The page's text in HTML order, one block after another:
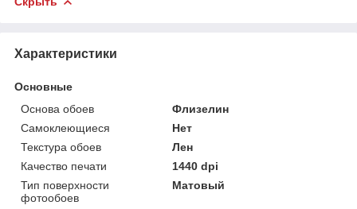
Характеристики
Основные
Основа обоев
Флизелин
Самоклеющиеся
Нет
Текстура обоев
Лен
Качество печати
1440 dpi
Тип поверхности
фотообоев
Матовый